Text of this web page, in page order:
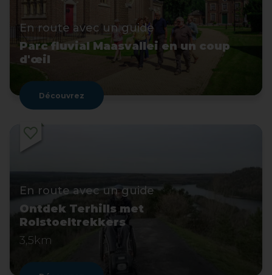
En route avec un guide
Parc fluvial Maasvallei en un coup
d'œil
Découvrez
En route avec un guide
Ontdek Terhills met
Rolstoeltrekkers
3,5km